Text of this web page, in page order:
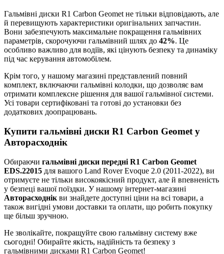
Гальмівні диски R1 Carbon Geomet не тільки відповідають, але
й перевищують характеристики оригінальних запчастин.
Вони забезпечують максимальне покращення гальмівних
параметрів, скорочуючи гальмівний шлях до 42%. Це
особливо важливо для водіїв, які цінують безпеку та динаміку
під час керування автомобілем.
Крім того, у нашому магазині представлений повний
комплект, включаючи гальмівні колодки, що дозволяє вам
отримати комплексне рішення для вашої гальмівної системи.
Усі товари сертифіковані та готові до установки без
додаткових доопрацювань.
Купити гальмівні диски R1 Carbon Geomet у
Авторасходнік
Обираючи гальмівні диски передні R1 Carbon Geomet
EDS.22015 для вашого Land Rover Evoque 2.0 (2011-2022), ви
отримуєте не тільки високоякісний продукт, але й впевненість
у безпеці вашої поїздки. У нашому інтернет-магазині
Авторасходнік ви знайдете доступні ціни на всі товари, а
також вигідні умови доставки та оплати, що робить покупку
ще більш зручною.
Не зволікайте, покращуйте свою гальмівну систему вже
сьогодні! Обирайте якість, надійність та безпеку з
гальмівними дисками R1 Carbon Geomet!